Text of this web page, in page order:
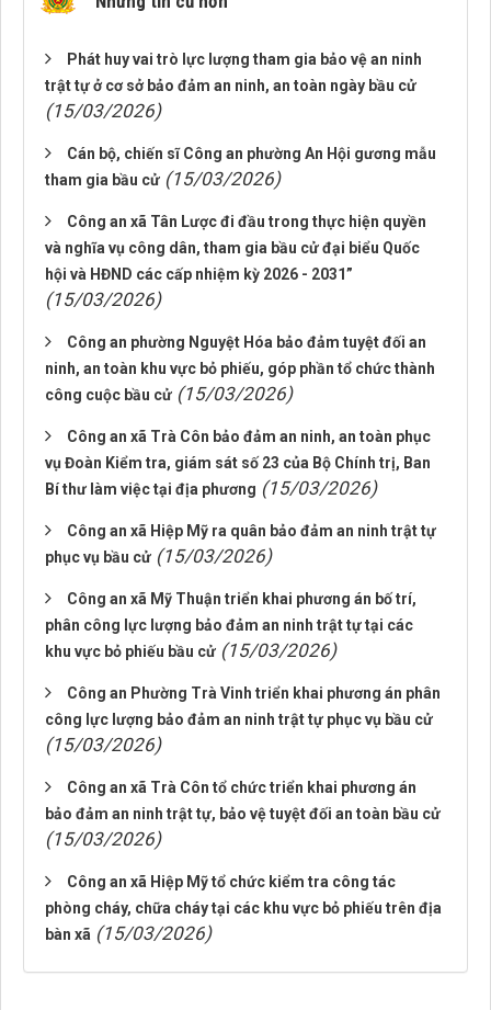
Phát huy vai trò lực lượng tham gia bảo vệ an ninh
trật tự ở cơ sở bảo đảm an ninh, an toàn ngày bầu cử
(15/03/2026)
Cán bộ, chiến sĩ Công an phường An Hội gương mẫu
tham gia bầu cử (15/03/2026)
Công an xã Tân Lược đi đầu trong thực hiện quyền
và nghĩa vụ công dân, tham gia bầu cử đại biểu Quốc
hội và HĐND các cấp nhiệm kỳ 2026 - 2031”
(15/03/2026)
Công an phường Nguyệt Hóa bảo đảm tuyệt đối an
ninh, an toàn khu vực bỏ phiếu, góp phần tổ chức thành
công cuộc bầu cử (15/03/2026)
Công an xã Trà Côn bảo đảm an ninh, an toàn phục
vụ Đoàn Kiểm tra, giám sát số 23 của Bộ Chính trị, Ban
Bí thư làm việc tại địa phương (15/03/2026)
Công an xã Hiệp Mỹ ra quân bảo đảm an ninh trật tự
phục vụ bầu cử (15/03/2026)
Công an xã Mỹ Thuận triển khai phương án bố trí,
phân công lực lượng bảo đảm an ninh trật tự tại các
khu vực bỏ phiếu bầu cử (15/03/2026)
Công an Phường Trà Vinh triển khai phương án phân
công lực lượng bảo đảm an ninh trật tự phục vụ bầu cử
(15/03/2026)
Công an xã Trà Côn tổ chức triển khai phương án
bảo đảm an ninh trật tự, bảo vệ tuyệt đối an toàn bầu cử
(15/03/2026)
Công an xã Hiệp Mỹ tổ chức kiểm tra công tác
phòng cháy, chữa cháy tại các khu vực bỏ phiếu trên địa
bàn xã (15/03/2026)